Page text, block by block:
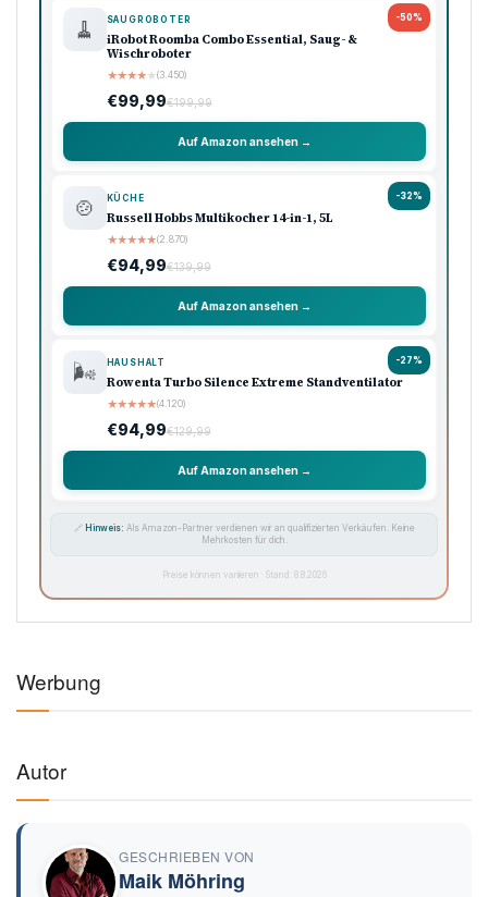
-50%
🧹 SAUGROBOTER
iRobot Roomba Combo Essential, Saug- &
Wischroboter
★★★★★(3.450)
€99,99€199,99
Auf Amazon ansehen →
-32%
🍲 KÜCHE
Russell Hobbs Multikocher 14-in-1, 5L
★★★★★(2.870)
€94,99€139,99
Auf Amazon ansehen →
-27%
🌬️ HAUSHALT
Rowenta Turbo Silence Extreme Standventilator
★★★★★(4.120)
€94,99€129,99
Auf Amazon ansehen →
🔗 Hinweis: Als Amazon-Partner verdienen wir an qualifizierten Verkäufen. Keine
Mehrkosten für dich.
Preise können variieren · Stand: 8.8.2026
Werbung
Autor
GESCHRIEBEN VON
Maik Möhring